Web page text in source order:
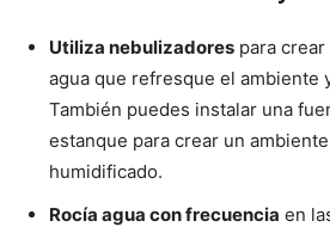
Utiliza nebulizadores para
agua que refresque el ambiente
También puedes instalar una
estanque para crear un
humidificado.
Rocía agua con frecuencia en